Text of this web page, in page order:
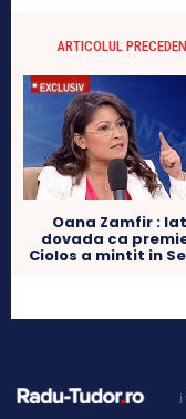
ARTICOLUL
Oana Zamfir :
dovada ca
Ciolos a mintit in